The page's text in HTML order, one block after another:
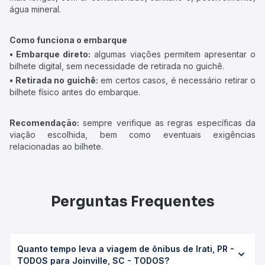
água mineral.
Como funciona o embarque
• Embarque direto: algumas viações permitem apresentar o
bilhete digital, sem necessidade de retirada no guichê.
• Retirada no guichê: em certos casos, é necessário retirar o
bilhete físico antes do embarque.
Recomendação: sempre verifique as regras específicas da
viação escolhida, bem como eventuais exigências
relacionadas ao bilhete.
Perguntas Frequentes
Quanto tempo leva a viagem de ônibus de Irati, PR -
TODOS para Joinville, SC - TODOS?